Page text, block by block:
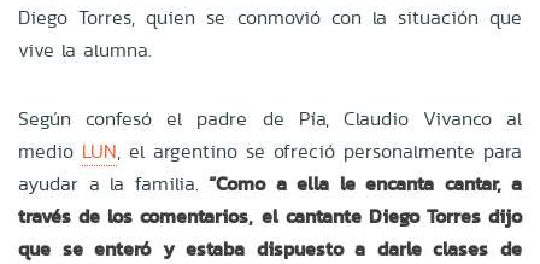
Diego Torres, quien se conmovió con la situación que
vive la alumna.
Según confesó el padre de Pía, Claudio Vivanco al
medio LUN, el argentino se ofreció personalmente para
ayudar a la familia. “Como a ella le encanta cantar, a
través de los comentarios, el cantante Diego Torres dijo
que se enteró y estaba dispuesto a darle clases de